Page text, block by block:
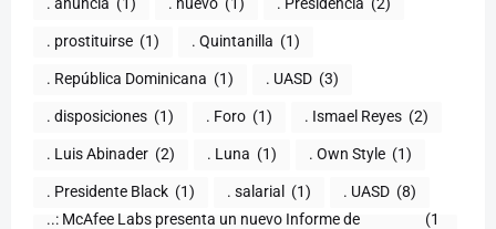
. anuncia (1) . nuevo (1) . Presidencia (2)
. prostituirse (1) . Quintanilla (1)
. República Dominicana (1) . UASD (3)
. disposiciones (1) . Foro (1) . Ismael Reyes (2)
. Luis Abinader (2) . Luna (1) . Own Style (1)
. Presidente Black (1) . salarial (1) . UASD (8)
..: McAfee Labs presenta un nuevo Informe de
(1